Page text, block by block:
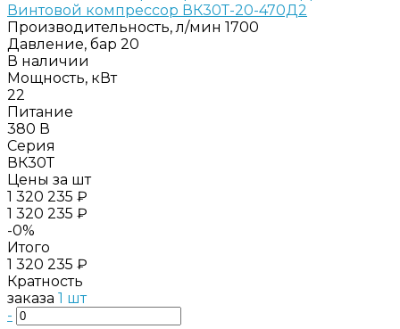
Винтовой компрессор ВК30Т-20-470Д2
Производительность, л/мин 1700
Давление, бар 20
В наличии
Мощность, кВт
22
Питание
380 В
Серия
ВК30Т
Цены за шт
1 320 235 ₽
1 320 235 ₽
-0%
Итого
1 320 235 ₽
Кратность
заказа 1 шт
-